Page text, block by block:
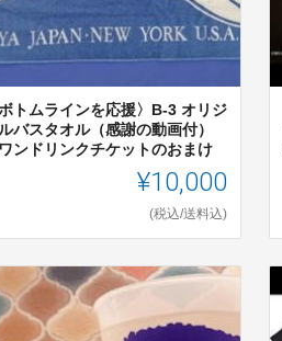
ボトムラインを応援〉B-3 オリジ
バスタオル（感謝の動画付）
ンドリンクチケットのおまけ
¥10,000
(税込/送料込)